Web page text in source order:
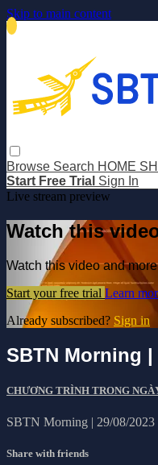
Skip to main content
Browse Search HOME
Start Free Trial Sign In
Live stream preview
Watch this
Watch this video and
Start your free trial Learn
Already subscribed? Sign in
SBTN Morning |
CHƯƠNG TRÌNH TRONG
SBTN Morning | 29/08/2023
Share with friends